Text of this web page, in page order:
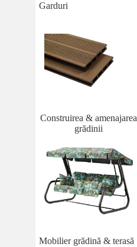
Garduri
Construirea & amenajarea
grădinii
Mobilier grădină & terasă